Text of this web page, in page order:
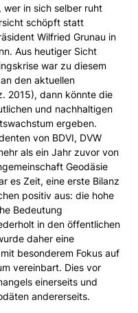
in sich selber ruht
schöpft statt
Wilfried Grunau in
Aus heutiger Sicht
war zu diesem
den aktuellen
2015), dann könnte die
und nachhaltigen
ergeben.
von BDVI, DVW
als ein Jahr zuvor von
Geodäsie
es Zeit, eine erste Bilanz
positiv aus: die hohe
Bedeutung
in den öffentlichen
daher eine
besonderem Fokus auf
vereinbart. Dies vor
einerseits und
andererseits.